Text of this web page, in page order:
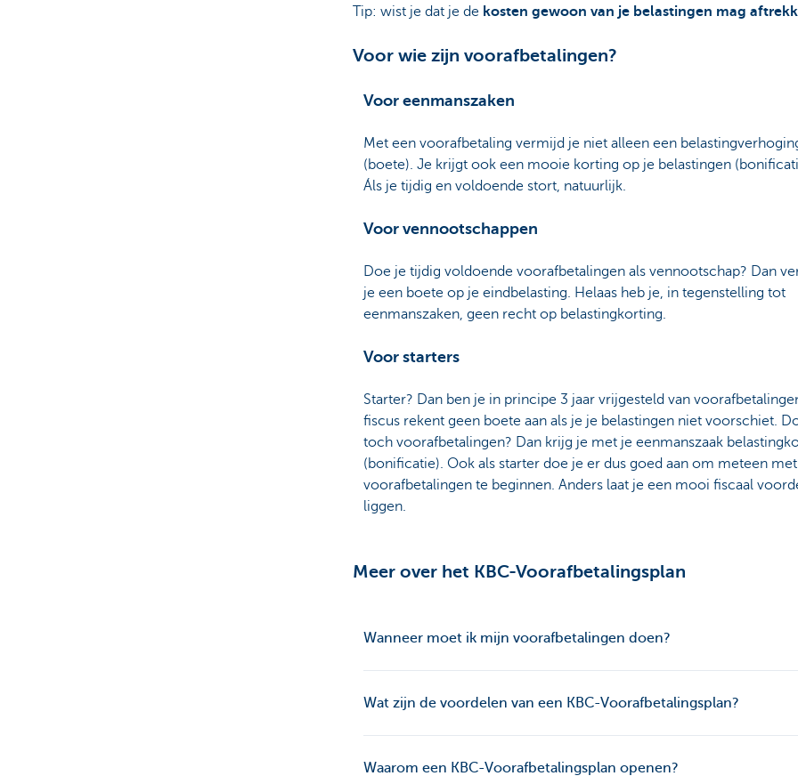
Tip: wist je dat je de kosten gewoon van je belastingen mag
Voor wie zijn voorafbetalingen?
Voor eenmanszaken
Met een voorafbetaling vermijd je niet alleen een
(boete). Je krijgt ook een mooie korting op je belastingen
Áls je tijdig en voldoende stort, natuurlijk.
Voor vennootschappen
Doe je tijdig voldoende voorafbetalingen als vennootschap? Dan
je een boete op je eindbelasting. Helaas heb je, in tegenstelling tot
eenmanszaken, geen recht op belastingkorting.
Voor starters
Starter? Dan ben je in principe 3 jaar vrijgesteld van
fiscus rekent geen boete aan als je je belastingen niet voorschiet.
toch voorafbetalingen? Dan krijg je met je eenmanszaak
(bonificatie). Ook als starter doe je er dus goed aan om meteen met
voorafbetalingen te beginnen. Anders laat je een mooi fiscaal
liggen.
Meer over het KBC-Voorafbetalingsplan
Wanneer moet ik mijn voorafbetalingen doen?
Wat zijn de voordelen van een KBC-Voorafbetalingsplan?
Waarom een KBC-Voorafbetalingsplan openen?